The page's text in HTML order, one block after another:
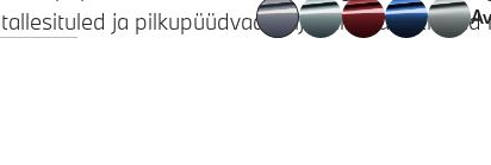
ja pilkupüüdvad veljed lisavad stiilseid